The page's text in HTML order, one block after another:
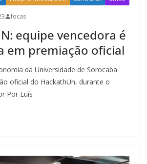
focas
equipe vencedora é
em premiação oficial
da Universidade de Sorocaba
oficial do HackathUn, durante o
Por Luís